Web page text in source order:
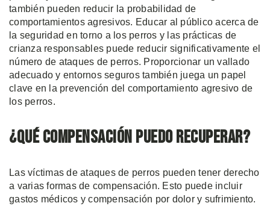
también pueden reducir la probabilidad de
comportamientos agresivos. Educar al público acerca de
la seguridad en torno a los perros y las prácticas de
crianza responsables puede reducir significativamente el
número de ataques de perros. Proporcionar un vallado
adecuado y entornos seguros también juega un papel
clave en la prevención del comportamiento agresivo de
los perros.
¿Qué Compensación Puedo Recuperar?
Las víctimas de ataques de perros pueden tener derecho
a varias formas de compensación. Esto puede incluir
gastos médicos y compensación por dolor y sufrimiento.